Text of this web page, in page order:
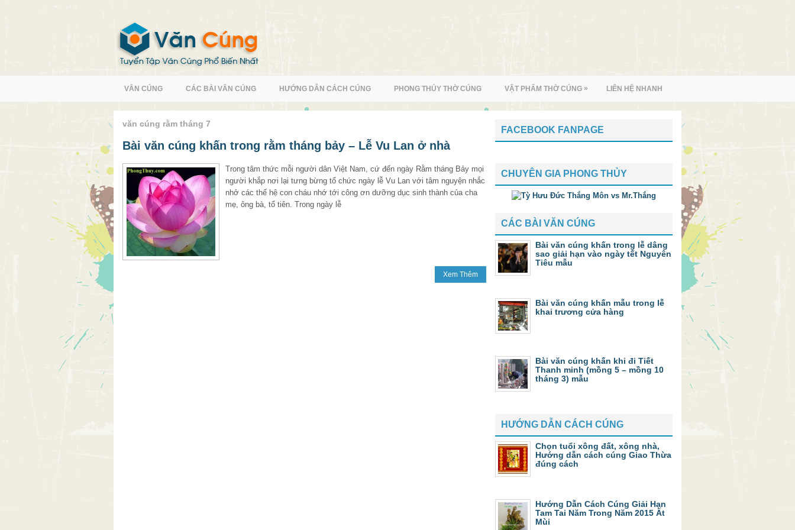
VĂN CÚNG CÁC BÀI VĂN CÚNG HƯỚNG DẪN CÁCH CÚNG PHONG THỦY THỜ CÚNG VẬT PHẨM THỜ CÚNG » LIÊN HỆ NHANH
văn cúng rằm tháng 7
Bài văn cúng khấn trong rằm tháng bảy – Lễ Vu Lan ở nhà
Trong tâm thức mỗi người dân Việt Nam, cứ đến ngày Rằm tháng Bảy mọi
người khắp nơi lại tưng bừng tổ chức ngày lễ Vu Lan với tâm nguyện nhắc
nhở các thế hệ con cháu nhớ tới công ơn dưỡng dục sinh thành của cha
mẹ, ông bà, tổ tiên. Trong ngày lễ
Xem Thêm
FACEBOOK FANPAGE
CHUYÊN GIA PHONG THỦY
CÁC BÀI VĂN CÚNG
Bài văn cúng khấn trong lễ dâng
sao giải hạn vào ngày tết Nguyên
Tiêu mẫu
Bài văn cúng khấn mẫu trong lễ
khai trương cửa hàng
Bài văn cúng khấn khi đi Tiết
Thanh minh (mồng 5 – mồng 10
tháng 3) mẫu
HƯỚNG DẪN CÁCH CÚNG
Chọn tuổi xông đất, xông nhà,
Hướng dẫn cách cúng Giao Thừa
đúng cách
Hướng Dẫn Cách Cúng Giải Hạn
Tam Tai Năm Trong Năm 2015 Ất
Mùi